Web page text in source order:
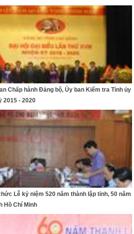
Chấp hành Đảng bộ, Ủy ban Kiểm tra Tỉnh ủy
2015 - 2020
Lễ kỷ niệm 520 năm thành lập tỉnh, 50 năm
Hồ Chí Minh